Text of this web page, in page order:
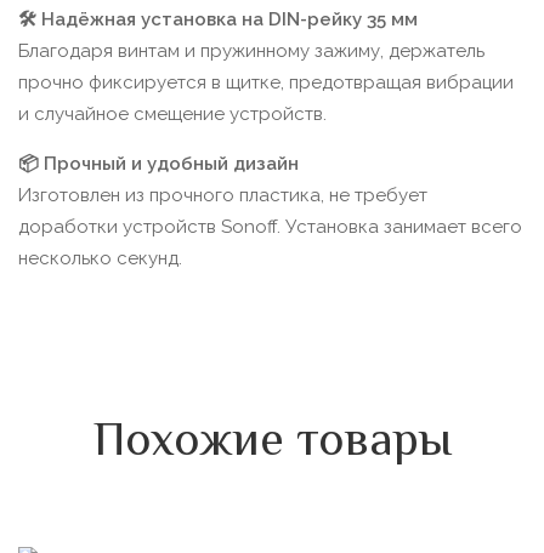
🛠 Надёжная установка на DIN-рейку 35 мм
Благодаря винтам и пружинному зажиму, держатель
прочно фиксируется в щитке, предотвращая вибрации
и случайное смещение устройств.
📦 Прочный и удобный дизайн
Изготовлен из прочного пластика, не требует
доработки устройств Sonoff. Установка занимает всего
несколько секунд.
Похожие товары